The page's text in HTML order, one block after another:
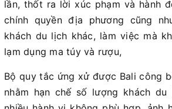
lần, thốt ra lời xúc phạm và hành
chính quyền địa phương cũng
khách du lịch khác, làm việc mà
lạm dụng ma túy và rượu,
Bộ quy tắc ứng xử được Bali công
nhằm hạn chế số lượng khách